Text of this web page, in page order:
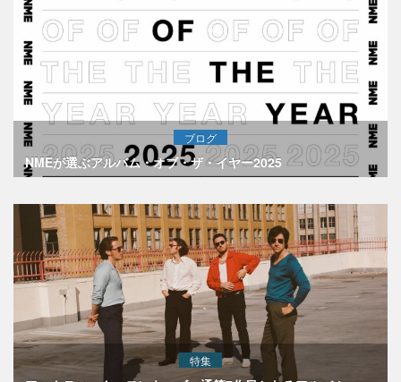
ブログ
NMEが選ぶアルバム・オブ・ザ・イヤー2025
特集